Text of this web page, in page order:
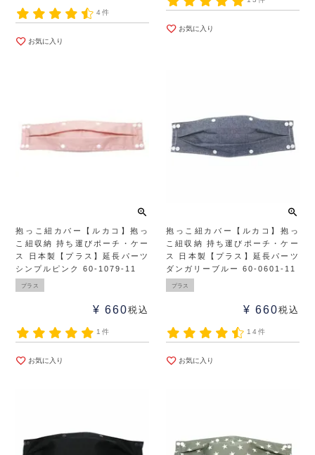
4件
お気に入り
お気に入り
抱っこ紐カバー【ルカコ】抱っ
こ紐収納 持ち運びポーチ・ケー
ス 日本製【プラス】延長パーツ
シンプルピンク 60-1079-11
プラス
¥ 660税込
1件
お気に入り
抱っこ紐カバー【ルカコ】抱っ
こ紐収納 持ち運びポーチ・ケー
ス 日本製【プラス】延長パーツ
ダンガリーブルー 60-0601-11
プラス
¥ 660税込
14件
お気に入り